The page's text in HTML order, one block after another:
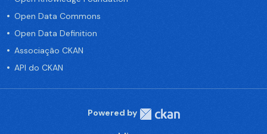
Open Data Commons
Open Data Definition
Associação CKAN
API do CKAN
Powered by